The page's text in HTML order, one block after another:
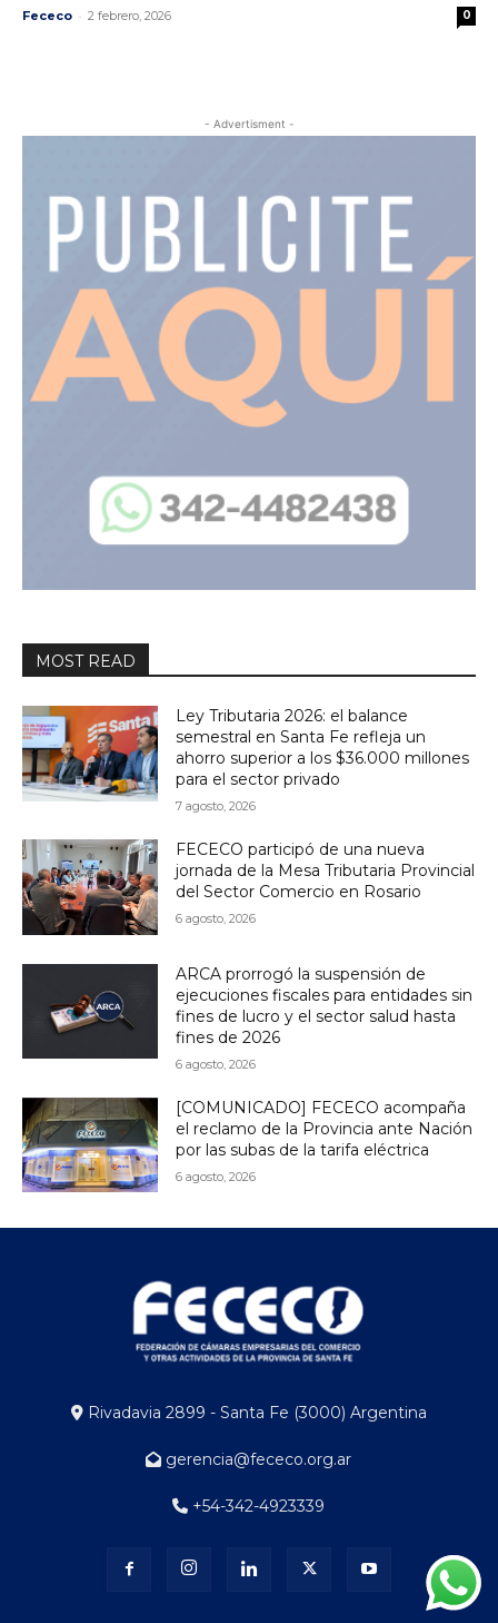
Fececo - 2 febrero, 2026 0
- Advertisment -
MOST READ
Ley Tributaria 2026: el balance
semestral en Santa Fe refleja un
ahorro superior a los $36.000 millones
para el sector privado
7 agosto, 2026
FECECO participó de una nueva
jornada de la Mesa Tributaria Provincial
del Sector Comercio en Rosario
6 agosto, 2026
ARCA prorrogó la suspensión de
ejecuciones fiscales para entidades sin
fines de lucro y el sector salud hasta
fines de 2026
6 agosto, 2026
[COMUNICADO] FECECO acompaña
el reclamo de la Provincia ante Nación
por las subas de la tarifa eléctrica
6 agosto, 2026
Rivadavia 2899 - Santa Fe (3000) Argentina
gerencia@fececo.org.ar
+54-342-4923339